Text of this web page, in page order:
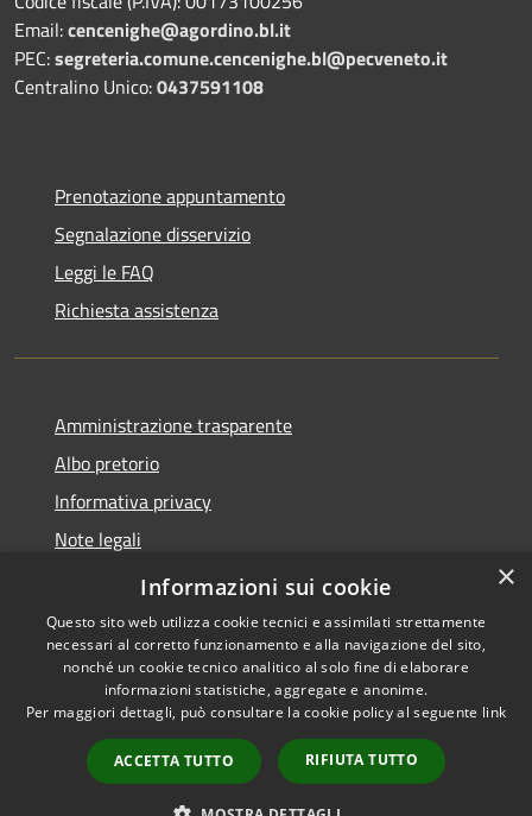
Email:cencenighe@agordino.bl.it
PEC:segreteria.comune.cencenighe.bl@pecveneto.it
Centralino Unico:0437591108
Prenotazione appuntamento
Segnalazione disservizio
Leggi le FAQ
Richiesta assistenza
Amministrazione trasparente
Albo pretorio
Informativa privacy
Note legali
Dichiarazione di accessibilità
Accessibilità
Copyright © 2026 • Comune di
Cencenighe Agordino •
Powered byMunicipium
Accesso redazione
×
Informazioni sui cookie
Questo sito web utilizza cookie tecnici e assimilati strettamente
necessari al corretto funzionamento e alla navigazione del sito,
nonché un cookie tecnico analitico al solo fine di elaborare
informazioni statistiche, aggregate e anonime.
Per maggiori dettagli, può consultare la cookie policy al seguente link
ACCETTA TUTTO RIFIUTA TUTTO